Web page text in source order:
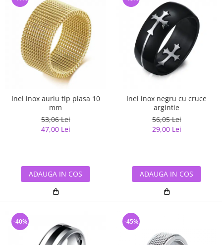
Inel inox auriu tip plasa 10
mm
53,06 Lei
47,00 Lei
ADAUGA IN COS
Inel inox negru cu cruce
argintie
56,05 Lei
29,00 Lei
ADAUGA IN COS
-40% -45%